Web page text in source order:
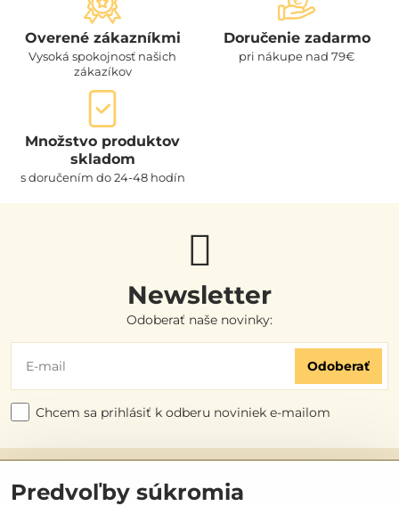
Overené zákazníkmi
Vysoká spokojnosť našich
zákazíkov
Doručenie zadarmo
pri nákupe nad 79€
Množstvo produktov
skladom
s doručením do 24-48 hodín
Newsletter
Odoberať naše novinky:
Odoberať
Chcem sa prihlásiť k odberu noviniek e-mailom
Užitočné odkazy
Predvoľby súkromia